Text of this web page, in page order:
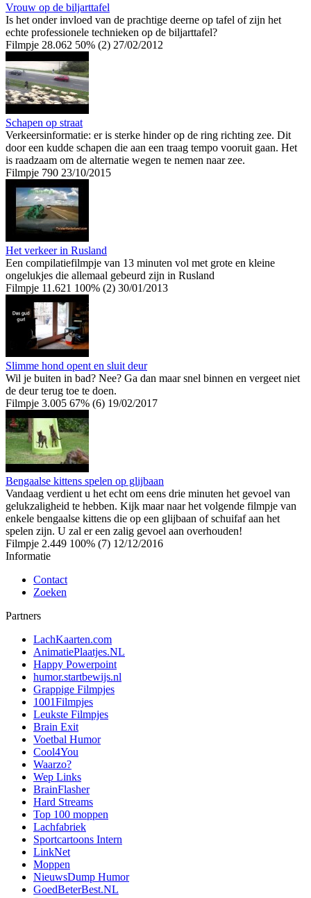
Vrouw op de biljarttafel
Is het onder invloed van de prachtige deerne op tafel of zijn het
echte professionele technieken op de biljarttafel?
Filmpje 28.062 50% (2) 27/02/2012
Schapen op straat
Verkeersinformatie: er is sterke hinder op de ring richting zee. Dit
door een kudde schapen die aan een traag tempo vooruit gaan. Het
is raadzaam om de alternatie wegen te nemen naar zee.
Filmpje 790 23/10/2015
Het verkeer in Rusland
Een compilatiefilmpje van 13 minuten vol met grote en kleine
ongelukjes die allemaal gebeurd zijn in Rusland
Filmpje 11.621 100% (2) 30/01/2013
Slimme hond opent en sluit deur
Wil je buiten in bad? Nee? Ga dan maar snel binnen en vergeet niet
de deur terug toe te doen.
Filmpje 3.005 67% (6) 19/02/2017
Bengaalse kittens spelen op glijbaan
Vandaag verdient u het echt om eens drie minuten het gevoel van
gelukzaligheid te hebben. Kijk maar naar het volgende filmpje van
enkele bengaalse kittens die op een glijbaan of schuifaf aan het
spelen zijn. U zal er een zalig gevoel aan overhouden!
Filmpje 2.449 100% (7) 12/12/2016
Informatie
Contact
Zoeken
Partners
LachKaarten.com
AnimatiePlaatjes.NL
Happy Powerpoint
humor.startbewijs.nl
Grappige Filmpjes
1001Filmpjes
Leukste Filmpjes
Brain Exit
Voetbal Humor
Cool4You
Waarzo?
Wep Links
BrainFlasher
Hard Streams
Top 100 moppen
Lachfabriek
Sportcartoons Intern
LinkNet
Moppen
NieuwsDump Humor
GoedBeterBest.NL